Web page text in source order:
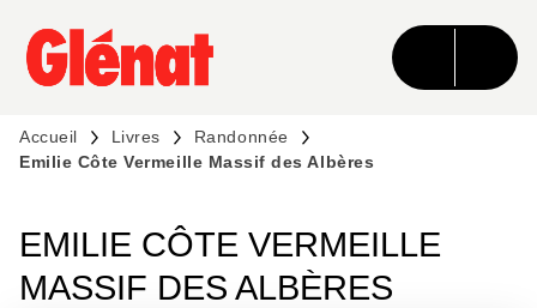
MENU RECHERCHE CONTENU
PIED DE PAGE
Accueil Livres
Randonnée
Emilie Côte Vermeille Massif des Albères
EMILIE CÔTE VERMEILLE
MASSIF DES ALBÈRES